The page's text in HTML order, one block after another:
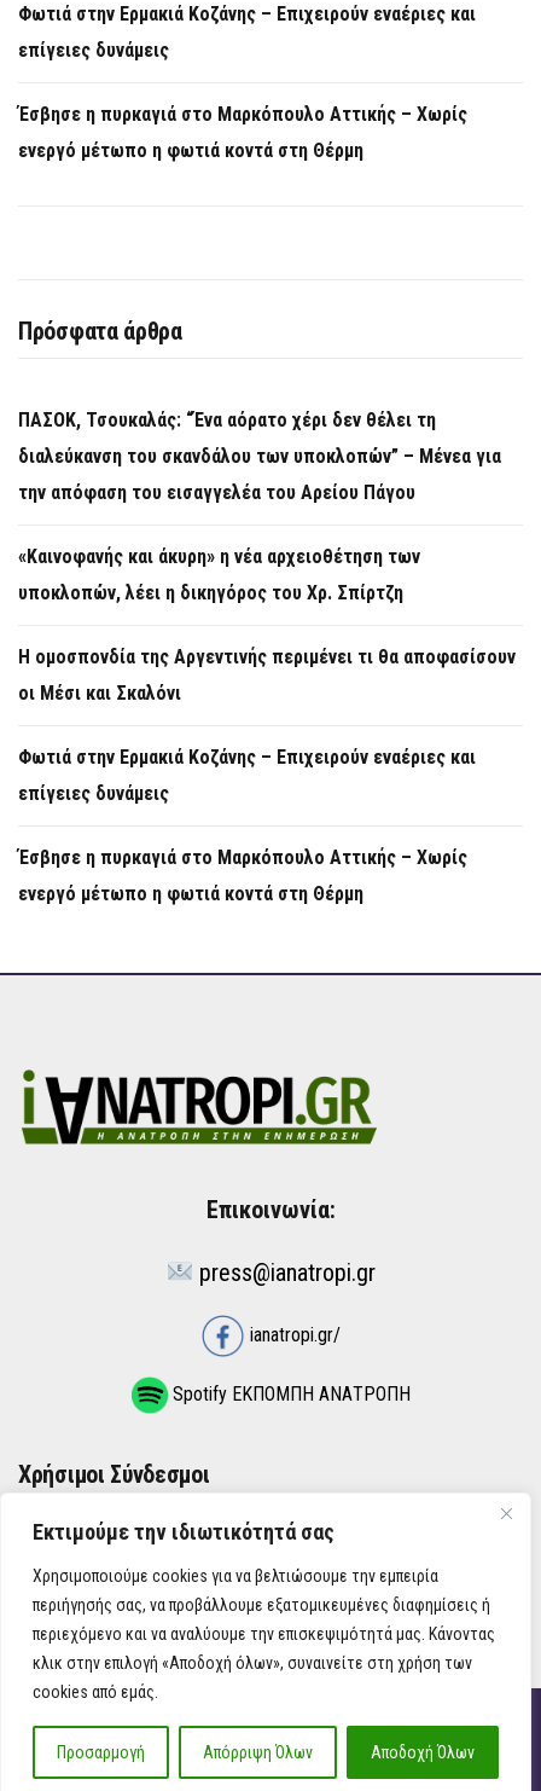
Εκτιμούμε την ιδιωτικότητά σας
Χρησιμοποιούμε cookies για να βελτιώσουμε την εμπειρία
περιήγησής σας, να προβάλλουμε εξατομικευμένες διαφημίσεις ή
περιεχόμενο και να αναλύουμε την επισκεψιμότητά μας. Κάνοντας
κλικ στην επιλογή «Αποδοχή όλων», συναινείτε στη χρήση των
cookies από εμάς.
Προσαρμογή Απόρριψη Όλων Αποδοχή Όλων
Φωτιά στην Ερμακιά Κοζάνης – Επιχειρούν εναέριες και
επίγειες δυνάμεις
Έσβησε η πυρκαγιά στο Μαρκόπουλο Αττικής – Χωρίς
ενεργό μέτωπο η φωτιά κοντά στη Θέρμη
Πρόσφατα άρθρα
ΠΑΣΟΚ, Τσουκαλάς: “Ένα αόρατο χέρι δεν θέλει τη
διαλεύκανση του σκανδάλου των υποκλοπών” – Μένεα για
την απόφαση του εισαγγελέα του Αρείου Πάγου
«Καινοφανής και άκυρη» η νέα αρχειοθέτηση των
υποκλοπών, λέει η δικηγόρος του Χρ. Σπίρτζη
Η ομοσπονδία της Αργεντινής περιμένει τι θα αποφασίσουν
οι Μέσι και Σκαλόνι
Φωτιά στην Ερμακιά Κοζάνης – Επιχειρούν εναέριες και
επίγειες δυνάμεις
Έσβησε η πυρκαγιά στο Μαρκόπουλο Αττικής – Χωρίς
ενεργό μέτωπο η φωτιά κοντά στη Θέρμη
Επικοινωνία:
press@ianatropi.gr
ianatropi.gr/
Spotify ΕΚΠΟΜΠΗ ΑΝΑΤΡΟΠΗ
Χρήσιμοι Σύνδεσμοι
ΌΡΟΙ ΧΡΉΣΗΣ
ΠΟΛΙΤΙΚΉ ΑΠΟΡΡΉΤΟΥ
iAnatropi ©
Η Ανατροπή στην Ενημέρωση, την Πολιτική, την Καθημερινότητα